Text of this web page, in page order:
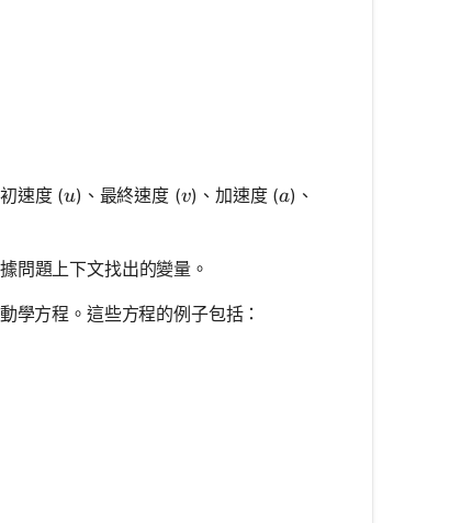
速度 (u
u)、最終速度 (v
v)、加速度 (a
a)、
問題上下文找出的變量。
學方程。這些方程的例子包括：